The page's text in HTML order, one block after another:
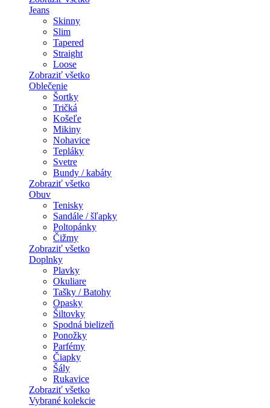
Jeans
Skinny
Slim
Tapered
Straight
Loose
Zobraziť všetko
Oblečenie
Šortky
Tričká
Košeľe
Mikiny
Nohavice
Tepláky
Svetre
Bundy / kabáty
Zobraziť všetko
Obuv
Tenisky
Sandále / šľapky
Poltopánky
Čižmy
Zobraziť všetko
Doplnky
Plavky
Okuliare
Tašky / Batohy
Opasky
Šiltovky
Spodná bielizeň
Ponožky
Parfémy
Čiapky
Šály
Rukavice
Zobraziť všetko
Vybrané kolekcie